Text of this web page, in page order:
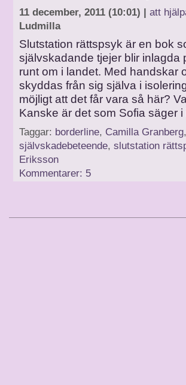
11 december, 2011 (10:01) | att
Ludmilla
Slutstation rättspsyk är en bok
självskadande tjejer blir inlagda
runt om i landet. Med handskar
skyddas från sig själva i
möjligt att det får vara så här?
Kanske är det som Sofia säger
Taggar: borderline, Camilla Granberg,
självskadebeteende, slutstation
Eriksson
Kommentarer: 5